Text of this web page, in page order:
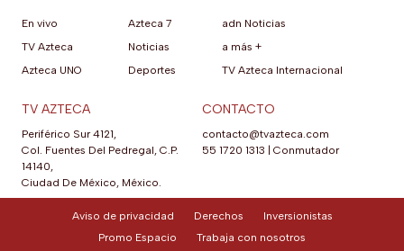
En vivo
TV Azteca
Azteca UNO
Azteca 7
Noticias
Deportes
adn Noticias
a más +
TV Azteca Internacional
TV AZTECA
Periférico Sur 4121,
Col. Fuentes Del Pedregal, C.P.
14140,
Ciudad De México, México.
CONTACTO
contacto@tvazteca.com
55 1720 1313
Conmutador
Aviso de privacidad Derechos
Inversionistas
Promo Espacio
Trabaja con nosotros